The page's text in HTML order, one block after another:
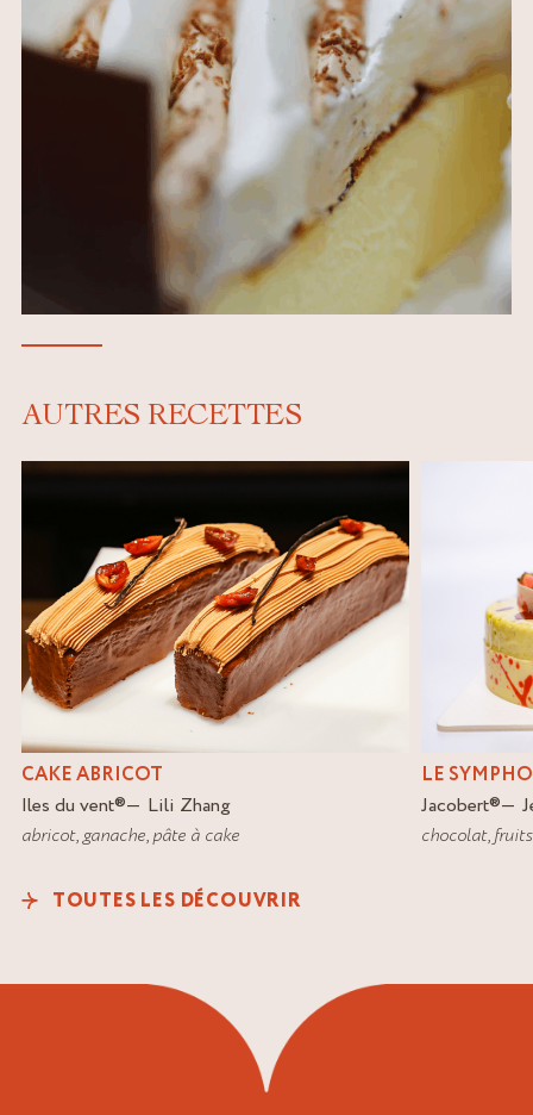
AUTRES RECETTES
CAKE ABRICOT
Iles du vent®
Lili Zhang
abricot,ganache,pâte à cake
LE
Jacobert®
chocolat,
TOUTES LES DÉCOUVRIR